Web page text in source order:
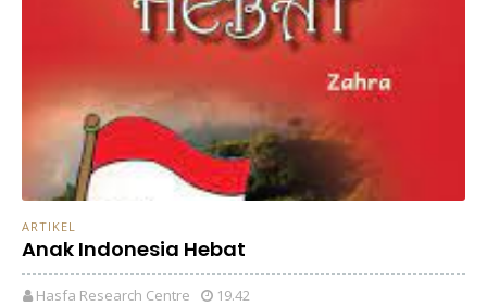
ARTIKEL
Anak Indonesia Hebat
Hasfa Research Centre 19.42